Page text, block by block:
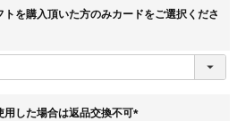
を購入頂いた方のみカードをご選択くださ
用した場合は返品交換不可